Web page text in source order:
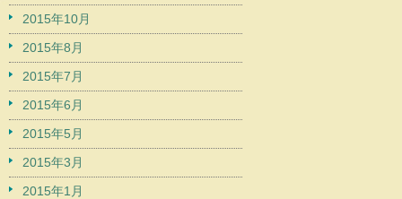
2015年10月
2015年8月
2015年7月
2015年6月
2015年5月
2015年3月
2015年1月